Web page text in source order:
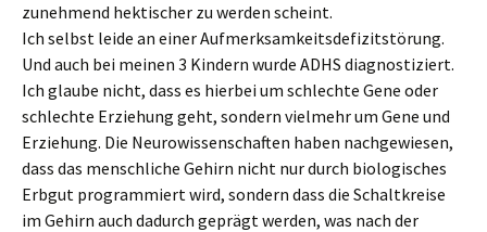
zunehmend hektischer zu werden scheint.
Ich selbst leide an einer Aufmerksamkeitsdefizitstörung.
Und auch bei meinen 3 Kindern wurde ADHS diagnostiziert.
Ich glaube nicht, dass es hierbei um schlechte Gene oder
schlechte Erziehung geht, sondern vielmehr um Gene und
Erziehung. Die Neurowissenschaften haben nachgewiesen,
dass das menschliche Gehirn nicht nur durch biologisches
Erbgut programmiert wird, sondern dass die Schaltkreise
im Gehirn auch dadurch geprägt werden, was nach der